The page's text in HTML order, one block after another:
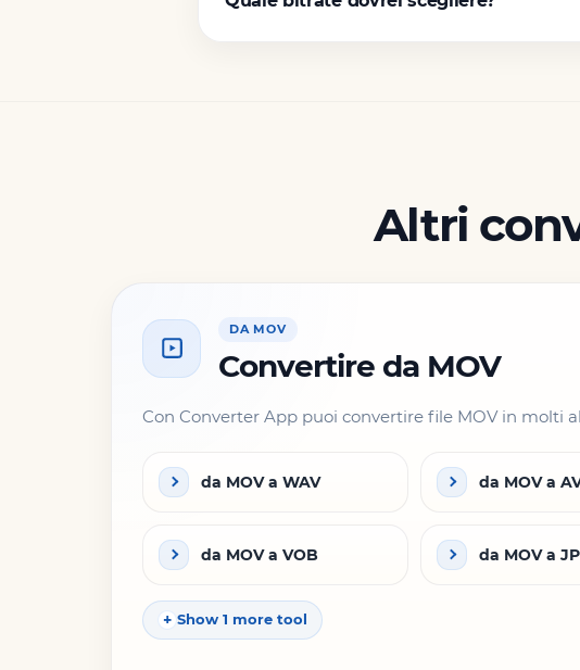
Altri
DA MOV
Convertire da MOV
Con Converter App puoi convertire file MOV in molti
da MOV a WAV da MOV a
da MOV a VOB da MOV a
Show 1 more tool